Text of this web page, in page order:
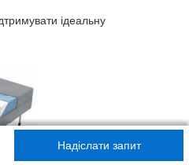
ідеальну
Надіслати запит